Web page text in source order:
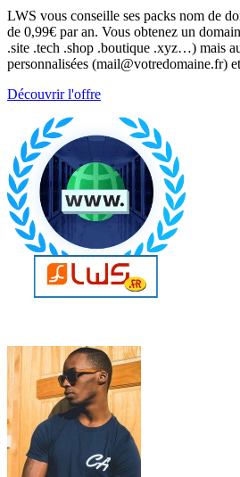
LWS vous conseille ses packs nom de
de 0,99€ par an. Vous obtenez un
.site .tech .shop .boutique .xyz…) mais
personnalisées (mail@votredomaine.fr)
Découvrir l'offre